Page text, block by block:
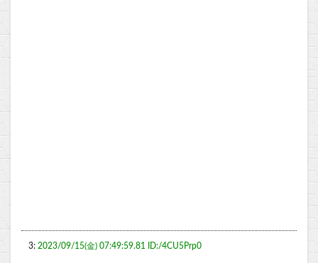
3: 2023/09/15(金) 07:49:59.81 ID:/4CU5Prp0